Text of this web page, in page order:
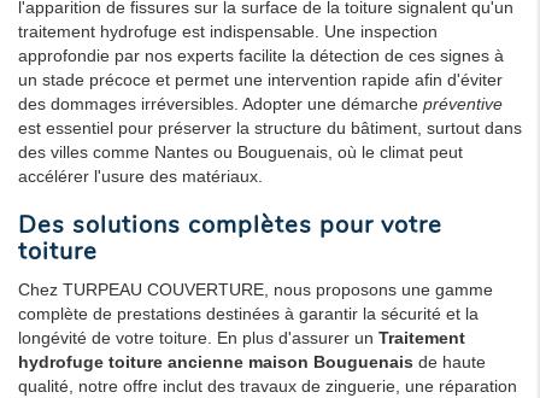
l'apparition de fissures sur la surface de la toiture signalent qu'un
traitement hydrofuge est indispensable. Une inspection
approfondie par nos experts facilite la détection de ces signes à
un stade précoce et permet une intervention rapide afin d'éviter
des dommages irréversibles. Adopter une démarche préventive
est essentiel pour préserver la structure du bâtiment, surtout dans
des villes comme Nantes ou Bouguenais, où le climat peut
accélérer l'usure des matériaux.
Des solutions complètes pour votre
toiture
Chez TURPEAU COUVERTURE, nous proposons une gamme
complète de prestations destinées à garantir la sécurité et la
longévité de votre toiture. En plus d'assurer un Traitement
hydrofuge toiture ancienne maison Bouguenais de haute
qualité, notre offre inclut des travaux de zinguerie, une réparation